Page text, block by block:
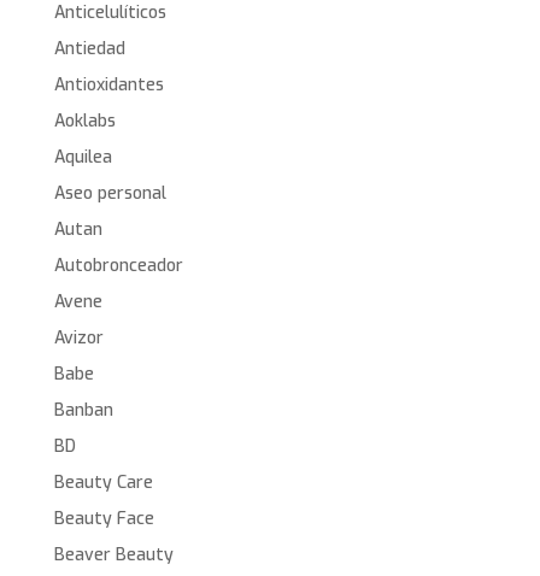
Anticelulíticos
Antiedad
Antioxidantes
Aoklabs
Aquilea
Aseo personal
Autan
Autobronceador
Avene
Avizor
Babe
Banban
BD
Beauty Care
Beauty Face
Beaver Beauty